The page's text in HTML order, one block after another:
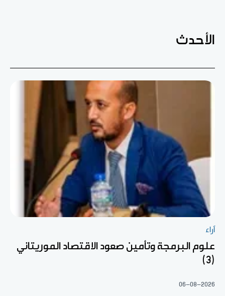
الأحدث
آراء
علوم البرمجة وتأمين صعود الاقتصاد الموريتاني
(3)
06-08-2026